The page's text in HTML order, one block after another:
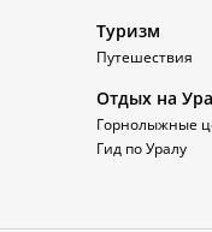
Туризм
Путешествия
Отдых на
Горнолыжные
Гид по Уралу